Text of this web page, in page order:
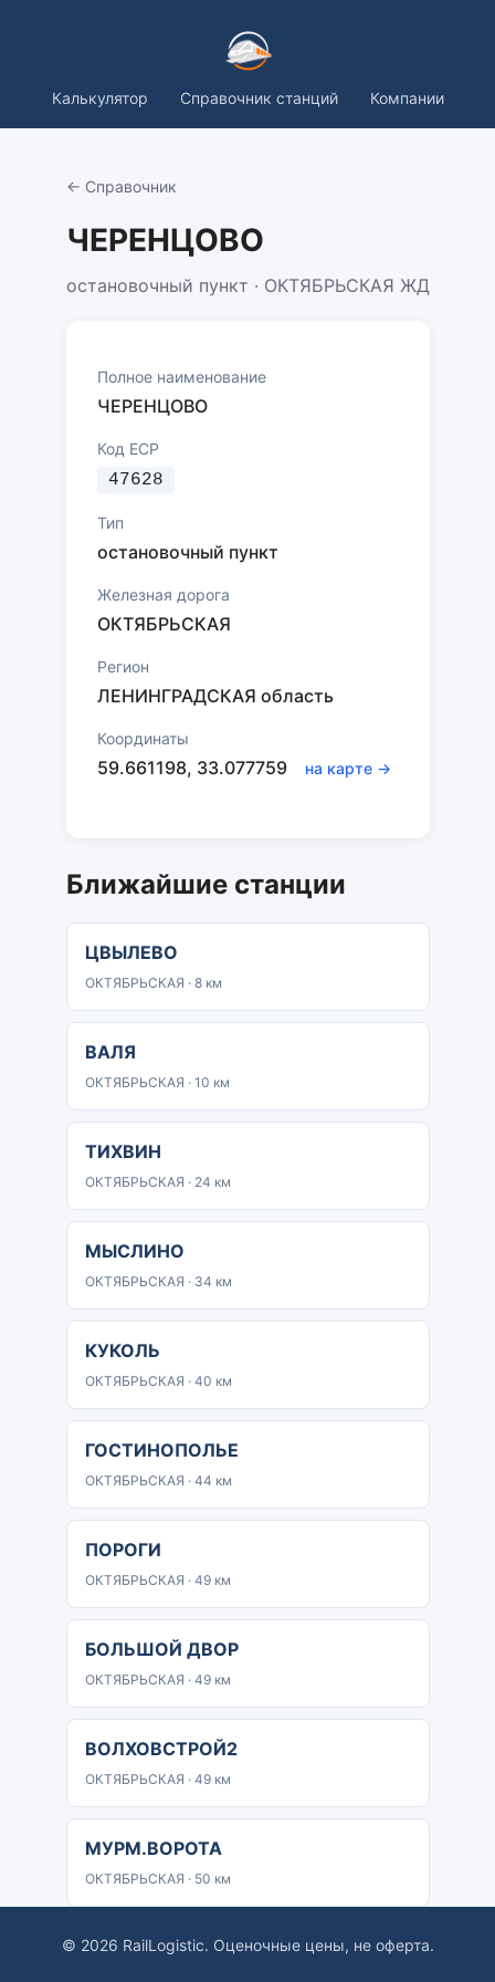
Калькулятор Справочник станций Компании
← Справочник
ЧЕРЕНЦОВО
остановочный пункт · ОКТЯБРЬСКАЯ ЖД
Полное наименование
ЧЕРЕНЦОВО
Код ЕСР
47628
Тип
остановочный пункт
Железная дорога
ОКТЯБРЬСКАЯ
Регион
ЛЕНИНГРАДСКАЯ область
Координаты
59.661198, 33.077759 на карте →
Ближайшие станции
ЦВЫЛЕВО
ОКТЯБРЬСКАЯ · 8 км
ВАЛЯ
ОКТЯБРЬСКАЯ · 10 км
ТИХВИН
ОКТЯБРЬСКАЯ · 24 км
МЫСЛИНО
ОКТЯБРЬСКАЯ · 34 км
КУКОЛЬ
ОКТЯБРЬСКАЯ · 40 км
ГОСТИНОПОЛЬЕ
ОКТЯБРЬСКАЯ · 44 км
ПОРОГИ
ОКТЯБРЬСКАЯ · 49 км
БОЛЬШОЙ ДВОР
ОКТЯБРЬСКАЯ · 49 км
ВОЛХОВСТРОЙ2
ОКТЯБРЬСКАЯ · 49 км
МУРМ.ВОРОТА
ОКТЯБРЬСКАЯ · 50 км
© 2026 RailLogistic. Оценочные цены, не оферта.